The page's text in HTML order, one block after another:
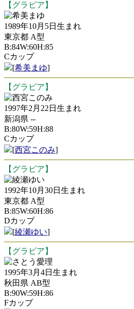
【グラビア】
希美まゆ
1989年10月5日生まれ
東京都 A型
B:84W:60H:85
Cカップ
[希美まゆ]
【グラビア】
西宮このみ
1997年2月22日生まれ
新潟県 --
B:80W:59H:88
Cカップ
[西宮このみ]
【グラビア】
綾瀬ゆい
1992年10月30日生まれ
東京都 A型
B:85W:60H:86
Dカップ
[綾瀬ゆい]
【グラビア】
さとう愛理
1995年3月4日生まれ
秋田県 AB型
B:90W:59H:86
Fカップ